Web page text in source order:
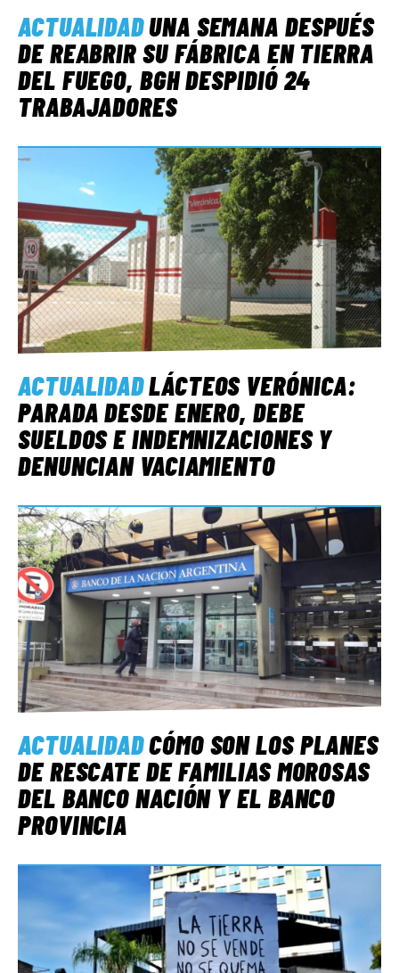
ACTUALIDADUNA SEMANA DESPUÉS
DE REABRIR SU FÁBRICA EN TIERRA
DEL FUEGO, BGH DESPIDIÓ 24
TRABAJADORES
ACTUALIDADLÁCTEOS VERÓNICA:
PARADA DESDE ENERO, DEBE
SUELDOS E INDEMNIZACIONES Y
DENUNCIAN VACIAMIENTO
ACTUALIDADCÓMO SON LOS PLANES
DE RESCATE DE FAMILIAS MOROSAS
DEL BANCO NACIÓN Y EL BANCO
PROVINCIA